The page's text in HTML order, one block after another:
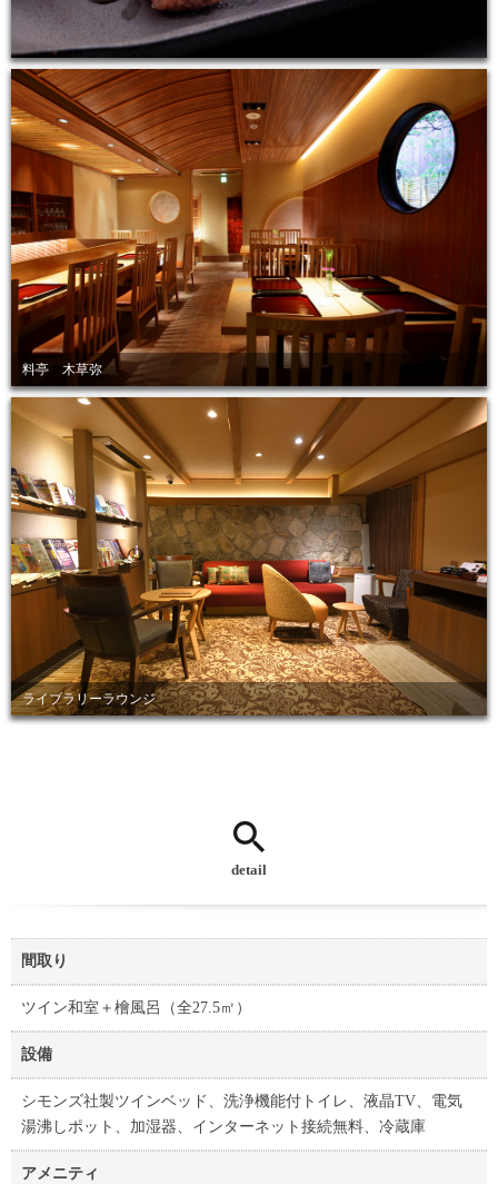
料亭 木草弥
ライブラリーラウンジ
detail
間取り
ツイン和室＋檜風呂（全27.5㎡）
設備
シモンズ社製ツインベッド、洗浄機能付トイレ、液晶TV、電気
湯沸しポット、加湿器、インターネット接続無料、冷蔵庫
アメニティ